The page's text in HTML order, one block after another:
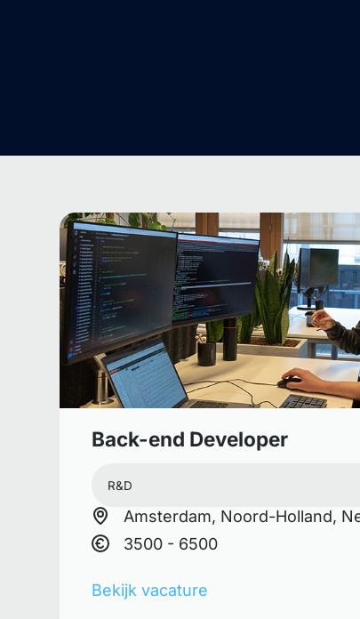
Back-end Developer
R&D
Amsterdam, Noord-Holland,
3500 - 6500
Bekijk vacature